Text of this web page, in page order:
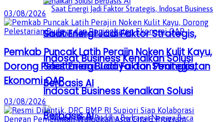
Saat Energi Jadi Faktor Strategis,
Indosat Business Kenalkan Solusi
Berbasis AI
Saat Energi Jadi Faktor Strategis,
Indosat Business Kenalkan Solusi
Berbasis AI
03/08/2026
Pemkab Puncak Latih Perajin Noken Kulit Kayu,
Dorong Pelestarian Budaya dan Peningkatan
Ekonomi OAP
03/08/2026